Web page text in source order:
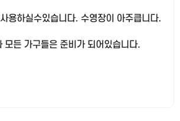
용하실수있습니다. 수영장이 아주큽니다.
모든 가구들은 준비가 되어있습니다.